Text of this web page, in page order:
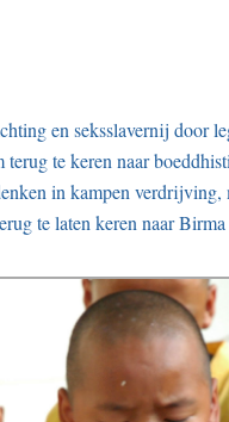
en seksslavernij door
te keren naar
in kampen
te laten keren naar Birma